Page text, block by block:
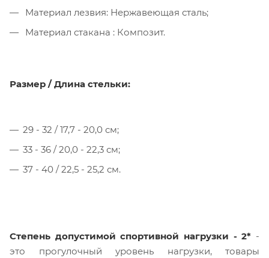
Материал лезвия: Нержавеющая сталь;
Материал стакана : Композит.
Размер / Длина стельки:
29 - 32 / 17,7 - 20,0 см;
33 - 36 / 20,0 - 22,3 см;
37 - 40 / 22,5 - 25,2 см.
Степень допустимой спортивной нагрузки - 2* -
это прогулочный уровень нагрузки, товары